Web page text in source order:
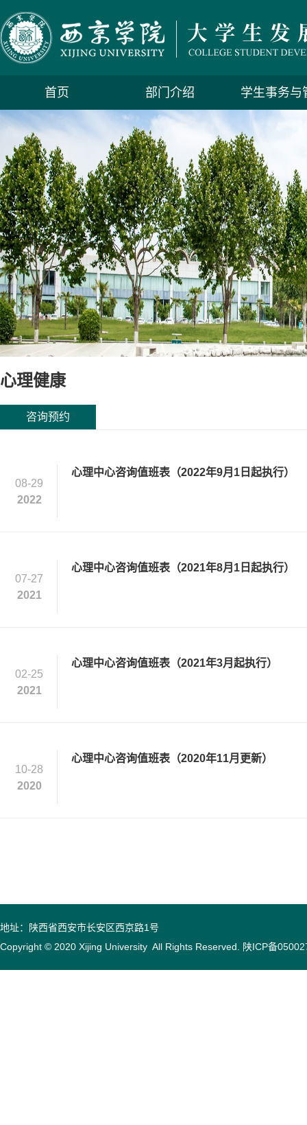
首页 部门介绍 学生事务与
心理健康
咨询预约
08-29
2022
心理中心咨询值班表（2022年9月1日起执行）
07-27
2021
心理中心咨询值班表（2021年8月1日起执行）
02-25
2021
心理中心咨询值班表（2021年3月起执行）
10-28
2020
心理中心咨询值班表（2020年11月更新）
地址：陕西省西安市长安区西京路1号
Copyright © 2020 Xijing University All Rights Reserved. 陕ICP备